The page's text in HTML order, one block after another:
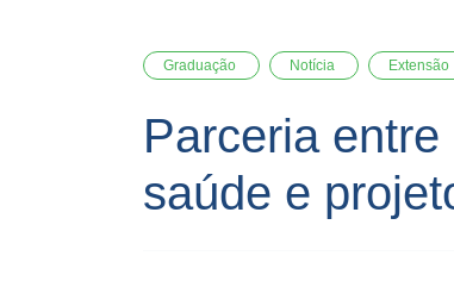
Graduação Notícia Extensão
Parceria
saúde e